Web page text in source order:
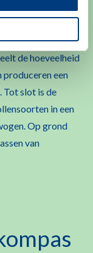
kennis die
de hoeveelheid
een
Tot slot is de
in een
Op grond
van